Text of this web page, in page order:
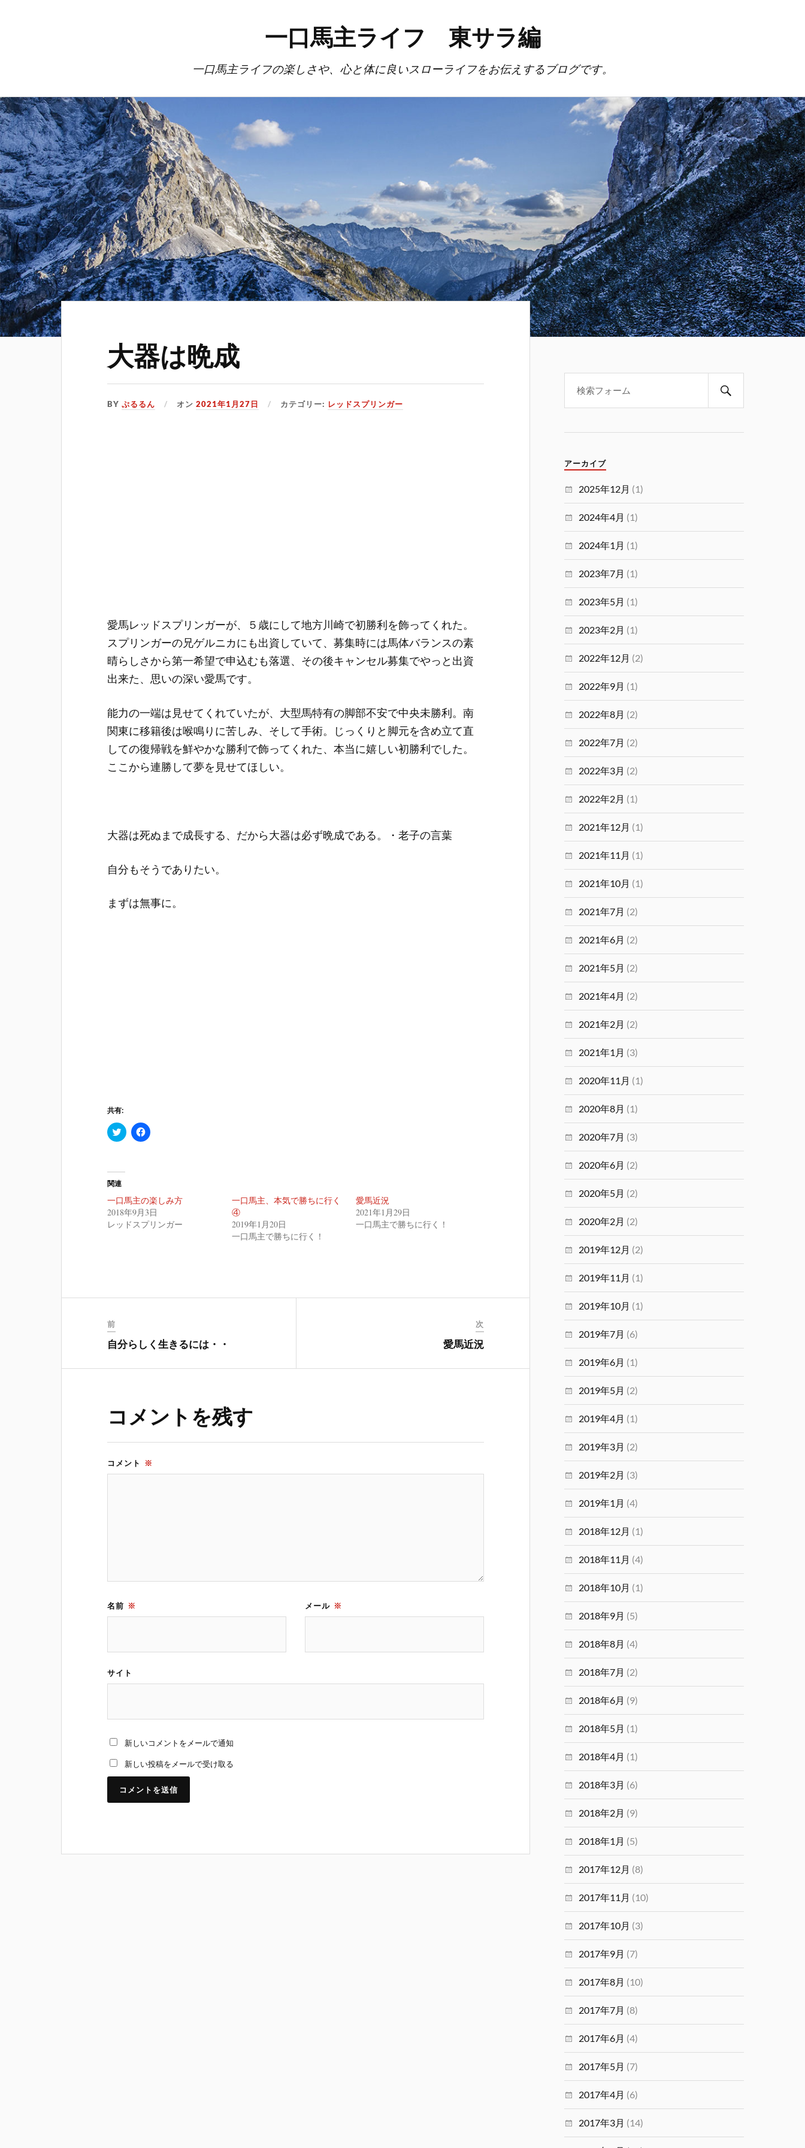
一口馬主ライフ 東サラ編
一口馬主ライフの楽しさや、心と体に良いスローライフをお伝えするブログです。
大器は晩成
BYぷるるん オン2021年1月27日 カテゴリー: レッドスプリンガー
愛馬レッドスプリンガーが、５歳にして地方川崎で初勝利を飾ってくれた。
スプリンガーの兄ゲルニカにも出資していて、募集時には馬体バランスの素
晴らしさから第一希望で申込むも落選、その後キャンセル募集でやっと出資
出来た、思いの深い愛馬です。
能力の一端は見せてくれていたが、大型馬特有の脚部不安で中央未勝利。南
関東に移籍後は喉鳴りに苦しみ、そして手術。じっくりと脚元を含め立て直
しての復帰戦を鮮やかな勝利で飾ってくれた、本当に嬉しい初勝利でした。
ここから連勝して夢を見せてほしい。
大器は死ぬまで成長する、だから大器は必ず晩成である。・老子の言葉
自分もそうでありたい。
まずは無事に。
共有:
ク
リ
て
t
t
e
r
で
ン
き
ま
F
a
共
有
す
る
に
だ
し
い
ン
き
す
関連
一口馬主の楽しみ方
2018年9月3日
レッドスプリンガー
一口馬主、本気で勝ちに行く
④
2019年1月20日
一口馬主で勝ちに行く！
愛馬近況
2021年1月29日
一口馬主で勝ちに行く！
前
自分らしく生きるには・・
次
愛馬近況
コメントを残す
コメント ※
名前 ※ メール ※
サイト
新しいコメントをメールで通知
新しい投稿をメールで受け取る
アーカイブ
2025年12月 (1)
2024年4月 (1)
2024年1月 (1)
2023年7月 (1)
2023年5月 (1)
2023年2月 (1)
2022年12月 (2)
2022年9月 (1)
2022年8月 (2)
2022年7月 (2)
2022年3月 (2)
2022年2月 (1)
2021年12月 (1)
2021年11月 (1)
2021年10月 (1)
2021年7月 (2)
2021年6月 (2)
2021年5月 (2)
2021年4月 (2)
2021年2月 (2)
2021年1月 (3)
2020年11月 (1)
2020年8月 (1)
2020年7月 (3)
2020年6月 (2)
2020年5月 (2)
2020年2月 (2)
2019年12月 (2)
2019年11月 (1)
2019年10月 (1)
2019年7月 (6)
2019年6月 (1)
2019年5月 (2)
2019年4月 (1)
2019年3月 (2)
2019年2月 (3)
2019年1月 (4)
2018年12月 (1)
2018年11月 (4)
2018年10月 (1)
2018年9月 (5)
2018年8月 (4)
2018年7月 (2)
2018年6月 (9)
2018年5月 (1)
2018年4月 (1)
2018年3月 (6)
2018年2月 (9)
2018年1月 (5)
2017年12月 (8)
2017年11月 (10)
2017年10月 (3)
2017年9月 (7)
2017年8月 (10)
2017年7月 (8)
2017年6月 (4)
2017年5月 (7)
2017年4月 (6)
2017年3月 (14)